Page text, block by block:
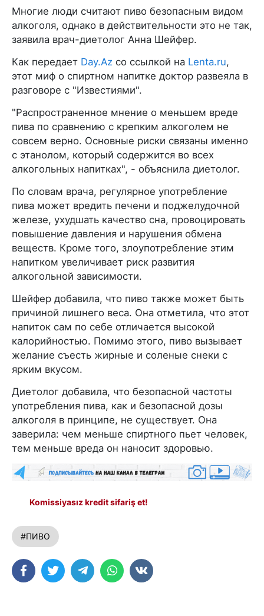
Многие люди считают пиво безопасным видом
алкоголя, однако в действительности это не так,
заявила врач-диетолог Анна Шейфер.
Как передает Day.Az со ссылкой на Lenta.ru,
этот миф о спиртном напитке доктор развеяла в
разговоре с "Известиями".
"Распространенное мнение о меньшем вреде
пива по сравнению с крепким алкоголем не
совсем верно. Основные риски связаны именно
с этанолом, который содержится во всех
алкогольных напитках", - объяснила диетолог.
По словам врача, регулярное употребление
пива может вредить печени и поджелудочной
железе, ухудшать качество сна, провоцировать
повышение давления и нарушения обмена
веществ. Кроме того, злоупотребление этим
напитком увеличивает риск развития
алкогольной зависимости.
Шейфер добавила, что пиво также может быть
причиной лишнего веса. Она отметила, что этот
напиток сам по себе отличается высокой
калорийностью. Помимо этого, пиво вызывает
желание съесть жирные и соленые снеки с
ярким вкусом.
Диетолог добавила, что безопасной частоты
употребления пива, как и безопасной дозы
алкоголя в принципе, не существует. Она
заверила: чем меньше спиртного пьет человек,
тем меньше вреда он наносит здоровью.
Komissiyasız kredit sifariş et!
#ПИВО